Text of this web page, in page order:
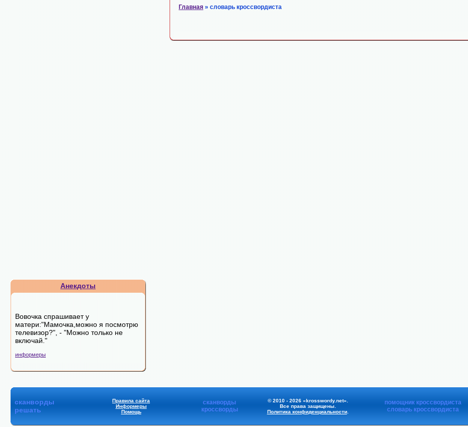
Анекдоты
Вовочка спрашивает у
матери:"Мамочка,можно я посмотрю
телевизор?", - "Можно только не
включай."
информеры
Главная » словарь кроссвордиста
сканворды
решать
Правила сайта
Информеры
Помощь
сканворды
кроссворды
© 2010 - 2026 «krosswordy.net».
Все права защищены.
Политика конфиденциальности.
помощник кроссвордиста
словарь кроссвордиста